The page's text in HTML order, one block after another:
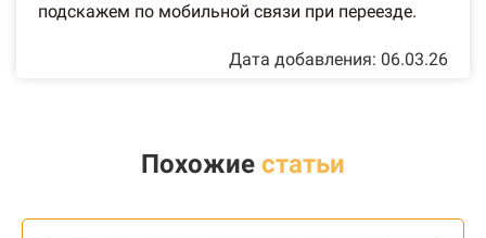
подскажем по мобильной связи при переезде.
Дата добавления: 06.03.26
Похожие статьи